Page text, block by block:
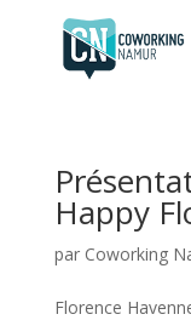
Happy
par Coworking
Florence